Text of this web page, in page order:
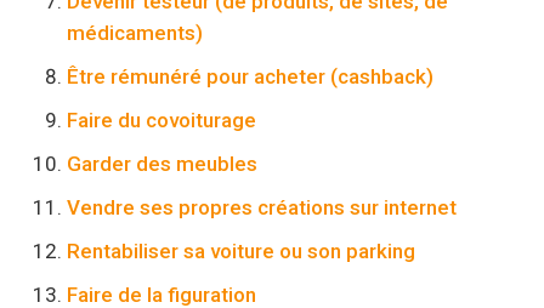
médicaments)
Être rémunéré pour acheter (cashback)
Faire du covoiturage
Garder des meubles
Vendre ses propres créations sur internet
Rentabiliser sa voiture ou son parking
Faire de la figuration